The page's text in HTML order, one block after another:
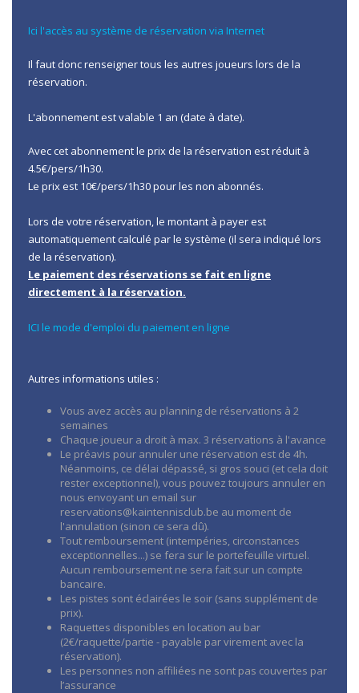
Ici l'accès au système de réservation via Internet
Il faut donc renseigner tous les autres joueurs lors de la
réservation.
L'abonnement est valable 1 an (date à date).
Avec cet abonnement le prix de la réservation est réduit à
4.5€/pers/1h30.
Le prix est 10€/pers/1h30 pour les non abonnés.
Lors de votre réservation, le montant à payer est
automatiquement calculé par le système (il sera indiqué lors
de la réservation).
Le paiement des réservations se fait en ligne
directement à la réservation.
ICI le mode d'emploi du paiement en ligne
Autres informations utiles :
Vous avez accès au planning de réservations à 2
semaines
Chaque joueur a droit à max. 3 réservations à l'avance
Le préavis pour annuler une réservation est de 4h.
Néanmoins, ce délai dépassé, si gros souci (et cela doit
rester exceptionnel), vous pouvez toujours annuler en
nous envoyant un email sur
reservations@kaintennisclub.be au moment de
l'annulation (sinon ce sera dû).
Tout remboursement (intempéries, circonstances
exceptionnelles...) se fera sur le portefeuille virtuel.
Aucun remboursement ne sera fait sur un compte
bancaire.
Les pistes sont éclairées le soir (sans supplément de
prix).
Raquettes disponibles en location au bar
(2€/raquette/partie - payable par virement avec la
réservation).
Les personnes non affiliées ne sont pas couvertes par
l’assurance